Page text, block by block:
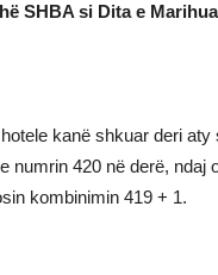
SHBA si Dita e
kanë shkuar deri aty
numrin 420 në derë, ndaj
kombinimin 419 + 1.